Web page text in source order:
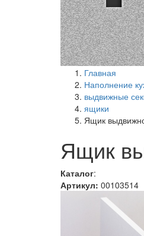
Главная
Наполнение
выдвижные
ящики
Ящик
Ящик
Каталог:
Артикул: 00103514